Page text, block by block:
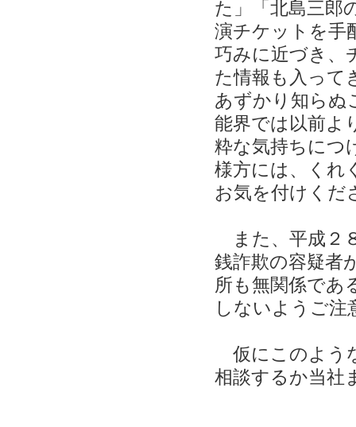
た」「北島三郎
演チケットを手
巧みに近づき、
た情報も入って
あずかり知らぬ
能界では以前よ
粋な気持ちにつ
様方には、くれ
お気を付けくだ
また、平成２
銭詐欺の容疑者
所も無関係であ
しないようご注
仮にこのよう
相談するか当社